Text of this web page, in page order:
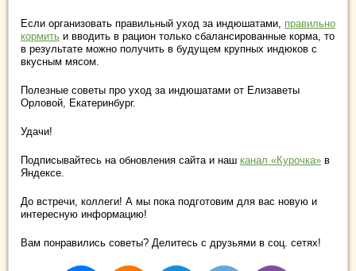
Если организовать правильный уход за индюшатами, правильно
кормить и вводить в рацион только сбалансированные корма, то
в результате можно получить в будущем крупных индюков с
вкусным мясом.
Полезные советы про уход за индюшатами от Елизаветы
Орловой, Екатеринбург.
Удачи!
Подписывайтесь на обновления сайта и наш канал «Курочка» в
Яндексе.
До встречи, коллеги! А мы пока подготовим для вас новую и
интересную информацию!
Вам понравились советы? Делитесь с друзьями в соц. сетях!